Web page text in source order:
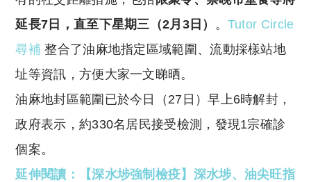
延長7日，直至下星期三（2月3日）
。 Tutor Circle
尋補 整合了油麻地指定區域範圍、流動採樣站地
址等資訊，方便大家一文睇晒。
油麻地封區範圍已於今日（27日）早上6時解封，
政府表示，約330名居民接受檢測，發現1宗確診
個案。
延伸閱讀：【深水埗強制檢疫】深水埗、油尖旺指